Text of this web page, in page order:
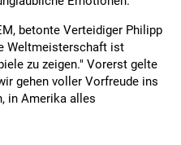
betonte Verteidiger Philipp
Weltmeisterschaft ist
zu zeigen." Vorerst gelte
gehen voller Vorfreude ins
in Amerika alles